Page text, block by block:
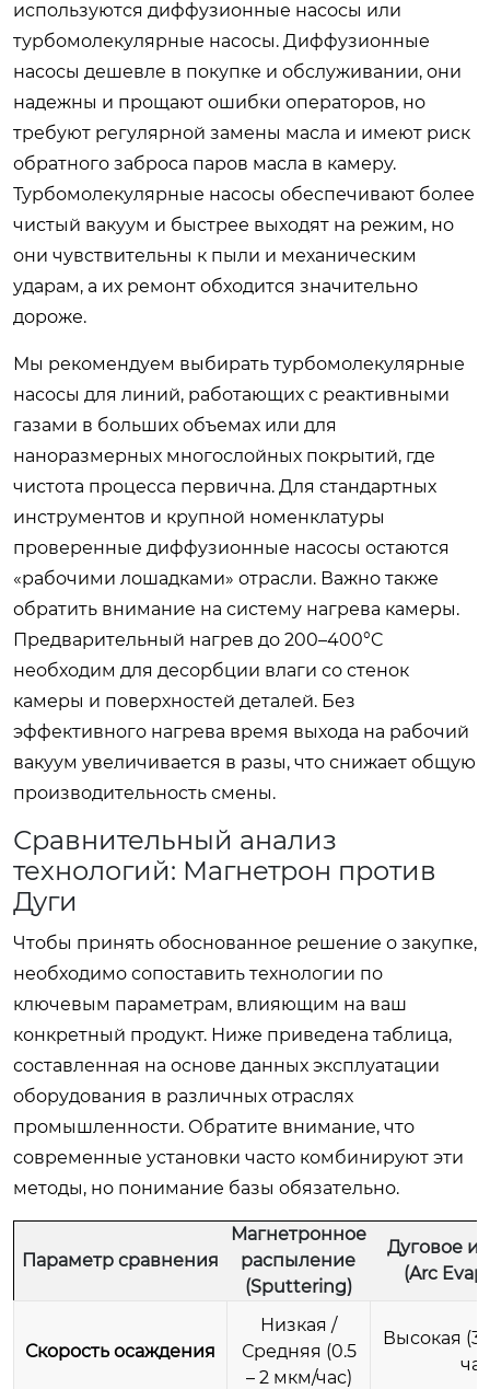
используются диффузионные насосы или
турбомолекулярные насосы. Диффузионные
насосы дешевле в покупке и обслуживании, они
надежны и прощают ошибки операторов, но
требуют регулярной замены масла и имеют риск
обратного заброса паров масла в камеру.
Турбомолекулярные насосы обеспечивают более
чистый вакуум и быстрее выходят на режим, но
они чувствительны к пыли и механическим
ударам, а их ремонт обходится значительно
дороже.
Мы рекомендуем выбирать турбомолекулярные
насосы для линий, работающих с реактивными
газами в больших объемах или для
наноразмерных многослойных покрытий, где
чистота процесса первична. Для стандартных
инструментов и крупной номенклатуры
проверенные диффузионные насосы остаются
«рабочими лошадками» отрасли. Важно также
обратить внимание на систему нагрева камеры.
Предварительный нагрев до 200–400°C
необходим для десорбции влаги со стенок
камеры и поверхностей деталей. Без
эффективного нагрева время выхода на рабочий
вакуум увеличивается в разы, что снижает общую
производительность смены.
Сравнительный анализ
технологий: Магнетрон против
Дуги
Чтобы принять обоснованное решение о закупке,
необходимо сопоставить технологии по
ключевым параметрам, влияющим на ваш
конкретный продукт. Ниже приведена таблица,
составленная на основе данных эксплуатации
оборудования в различных отраслях
промышленности. Обратите внимание, что
современные установки часто комбинируют эти
методы, но понимание базы обязательно.
Параметр сравнения
Магнетронное
распыление
(Sputtering)
Дуговое
(Arc
Скорость осаждения
Низкая /
Средняя (0.5
– 2 мкм/час)
Высокая (3